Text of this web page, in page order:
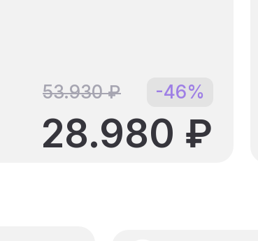
28.980 ₽
53.930 ₽ -46%